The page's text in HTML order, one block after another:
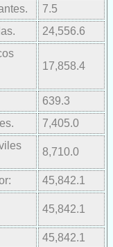
7.5
24,556.6
17,858.4
639.3
7,405.0
8,710.0
45,842.1
45,842.1
45,842.1